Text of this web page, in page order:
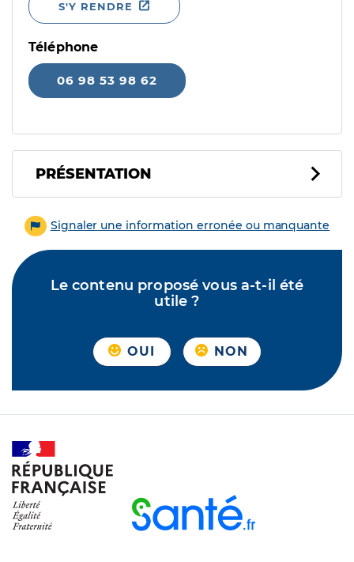
S'Y RENDRE
Téléphone
06 98 53 98 62
PRÉSENTATION
Signaler une information erronée ou manquante
Le contenu proposé vous a-t-il été
utile ?
OUI NON